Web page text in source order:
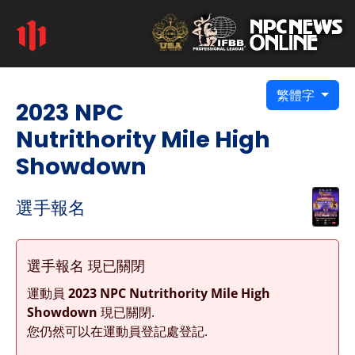
繁體字
2023 NPC
Nutrithority Mile High
Showdown
選手報名
選手報名 現已關閉
運動員 2023 NPC Nutrithority Mile High
Showdown 現已關閉.
您仍然可以在運動員登記處登記.